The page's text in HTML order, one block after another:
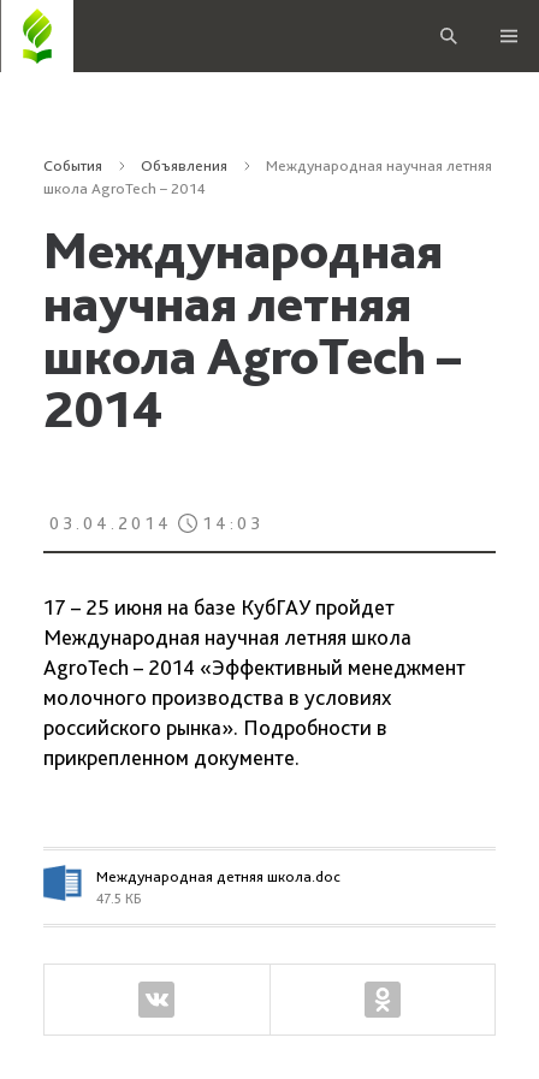
События Объявления
Международная научная летняя
школа AgroTech – 2014
Международная
научная летняя
школа AgroTech –
2014
03.04.2014 14:03
17 – 25 июня на базе КубГАУ пройдет
Международная научная летняя школа
AgroTech – 2014 «Эффективный менеджмент
молочного производства в условиях
российского рынка». Подробности в
прикрепленном документе.
Международная детняя школа.doc
47.5 КБ